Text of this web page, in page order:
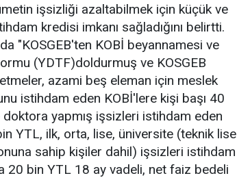
işsizliği azaltabilmek için küçük ve
kredisi imkanı sağladığını belirtti.
"KOSGEB'ten KOBİ beyannamesi ve
(YDTF)doldurmuş ve KOSGEB
azami beş eleman için meslek
istihdam eden KOBİ'lere kişi başı 40
yapmış işsizleri istihdam eden
YTL, ilk, orta, lise, üniversite (teknik lise
sahip kişiler dahil) işsizleri istihdam
20 bin YTL 18 ay vadeli, net faiz bedeli